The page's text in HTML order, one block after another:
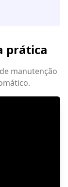
prática
manutenção